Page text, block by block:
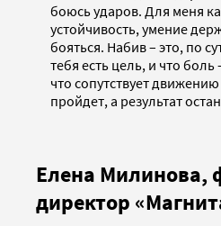
боюсь ударов. Для меня
устойчивость, умение
бояться. Набив – это, по
тебя есть цель, и что боль
что сопутствует
пройдет, а результат
Елена Милинова,
директор